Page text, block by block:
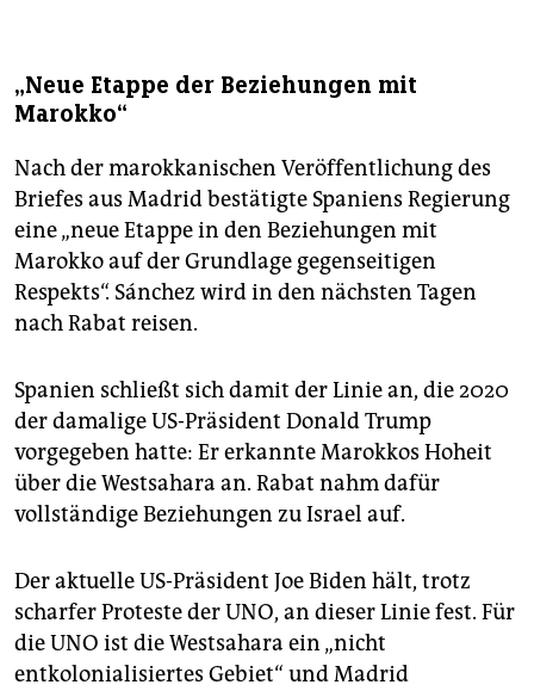
„Neue Etappe der Beziehungen mit
Marokko“
Nach der marokkanischen Veröffentlichung des
Briefes aus Madrid bestätigte Spaniens Regierung
eine „neue Etappe in den Beziehungen mit
Marokko auf der Grundlage gegenseitigen
Respekts“. Sánchez wird in den nächsten Tagen
nach Rabat reisen.
Spanien schließt sich damit der Linie an, die 2020
der damalige US-Präsident Donald Trump
vorgegeben hatte: Er erkannte Marokkos Hoheit
über die Westsahara an. Rabat nahm dafür
vollständige Beziehungen zu Israel auf.
Der aktuelle US-Präsident Joe Biden hält, trotz
scharfer Proteste der UNO, an dieser Linie fest. Für
die UNO ist die Westsahara ein „nicht
entkolonialisiertes Gebiet“ und Madrid